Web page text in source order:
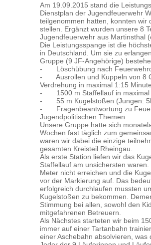
Am 19.09.2015 stand die
Dienstplan der Jugendfeuerwehr
teilgenommen hatten, konnten wir
stellen. Ergänzt wurden unsere 8
Jugendfeuerwehr aus Martinsthal
Die Leistungsspange ist die
in Deutschland. Um sie zu
Gruppe (9 JF-Angehörige)
- Löschübung nach
- Ausrollen und Kuppeln von 8
Verdrehung in maximal 1:15
- 1500 m Staffellauf in maximal
- 55 m Kugelstoßen (Jungen:
- Fragenbeantwortung zu
Jugendpolitischen Themen
Unsere Gruppe hatte sich
Wochen fast täglich zum
waren wir dabei die einzige
gesamten Kreisteil Rheingau.
Als erste Station liefen wir das
Staffellauf am unsichersten
Meter nicht erreichen und die
vor der Markierung auf. Das
erfolgreich durchlaufen mussten
Kugelstoßen zu bekommen.
Stimmung bei allen, sowohl den
mitgefahrenen Betreuern.
Als Nächstes starteten wir beim
immer auf einer Tartanbahn
einer Aschebahn absolvieren,